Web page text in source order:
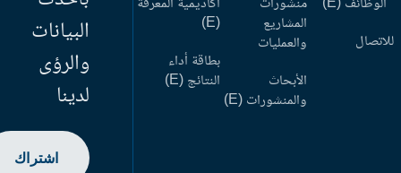
المشاريع
والعمليات
الأبحاث
والمنشورات (E)
بطاقة أداء
النتائج (E)
البيانات
والرؤى
لدينا
اشتراك